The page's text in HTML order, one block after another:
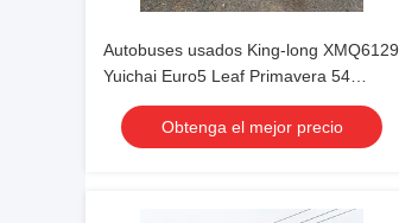
Autobuses usados King-long XMQ6129
Yuichai Euro5 Leaf Primavera 54
asientos 2021 Año Lux Transporte con
aire acondicionado para traslado o
larga distancia
Obtenga el mejor precio